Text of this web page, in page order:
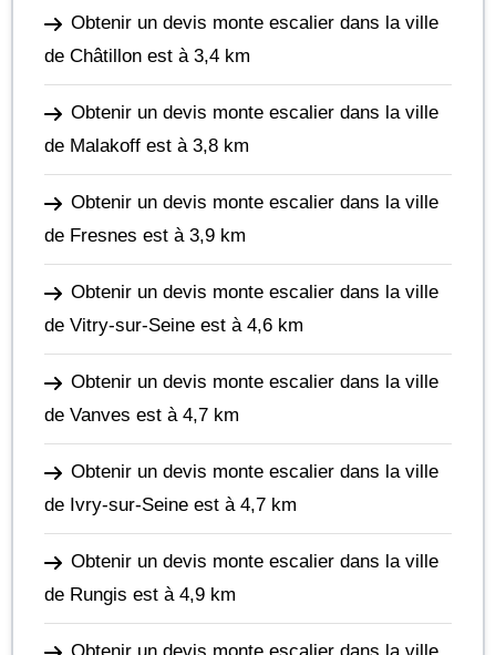
Obtenir un devis monte escalier dans la ville
de Châtillon est à 3,4 km
Obtenir un devis monte escalier dans la ville
de Malakoff est à 3,8 km
Obtenir un devis monte escalier dans la ville
de Fresnes est à 3,9 km
Obtenir un devis monte escalier dans la ville
de Vitry-sur-Seine est à 4,6 km
Obtenir un devis monte escalier dans la ville
de Vanves est à 4,7 km
Obtenir un devis monte escalier dans la ville
de Ivry-sur-Seine est à 4,7 km
Obtenir un devis monte escalier dans la ville
de Rungis est à 4,9 km